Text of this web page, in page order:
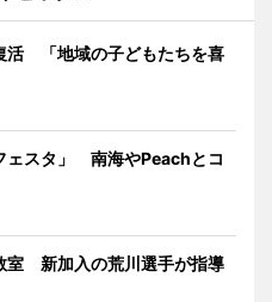
活 「地域の子どもたちを喜
ェスタ」 南海やPeachとコ
室 新加入の荒川選手が指導